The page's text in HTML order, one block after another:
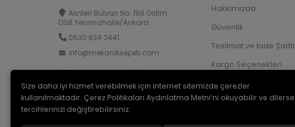
Alınteri Bulvarı No: 198 Ostim
OSB Yenimahalle/Ankara
0530 834 2441
info@mekaniksepeti.com
Hakkımızda
Güvenlik
Teslimat ve İade
Kargo Seçenekleri
Size daha iyi hizmet verebilmek için internet sitemizde çerezler
kullanılmaktadır. Çerez Politikaları Aydınlatma Metni’ni okuyabilir ve
tercihlerinizi değiştirebilirsiniz.